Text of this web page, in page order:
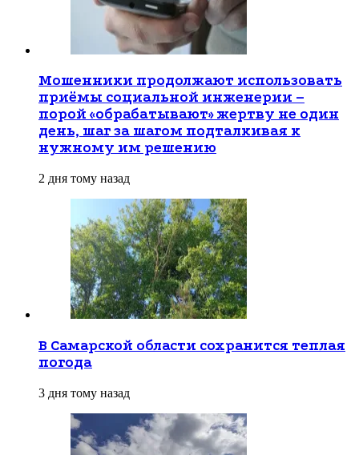
Мошенники продолжают использовать
приёмы социальной инженерии –
порой «обрабатывают» жертву не один
день, шаг за шагом подталкивая к
нужному им решению
2 дня тому назад
В Самарской области сохранится теплая
погода
3 дня тому назад